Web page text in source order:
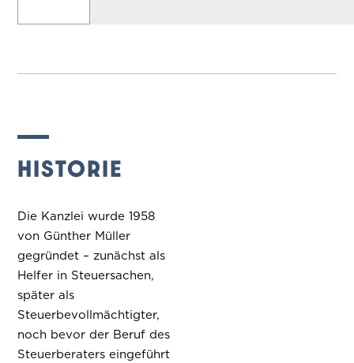
HISTORIE
Die Kanzlei wurde 1958
von Günther Müller
gegründet – zunächst als
Helfer in Steuersachen,
später als
Steuerbevollmächtigter,
noch bevor der Beruf des
Steuerberaters eingeführt